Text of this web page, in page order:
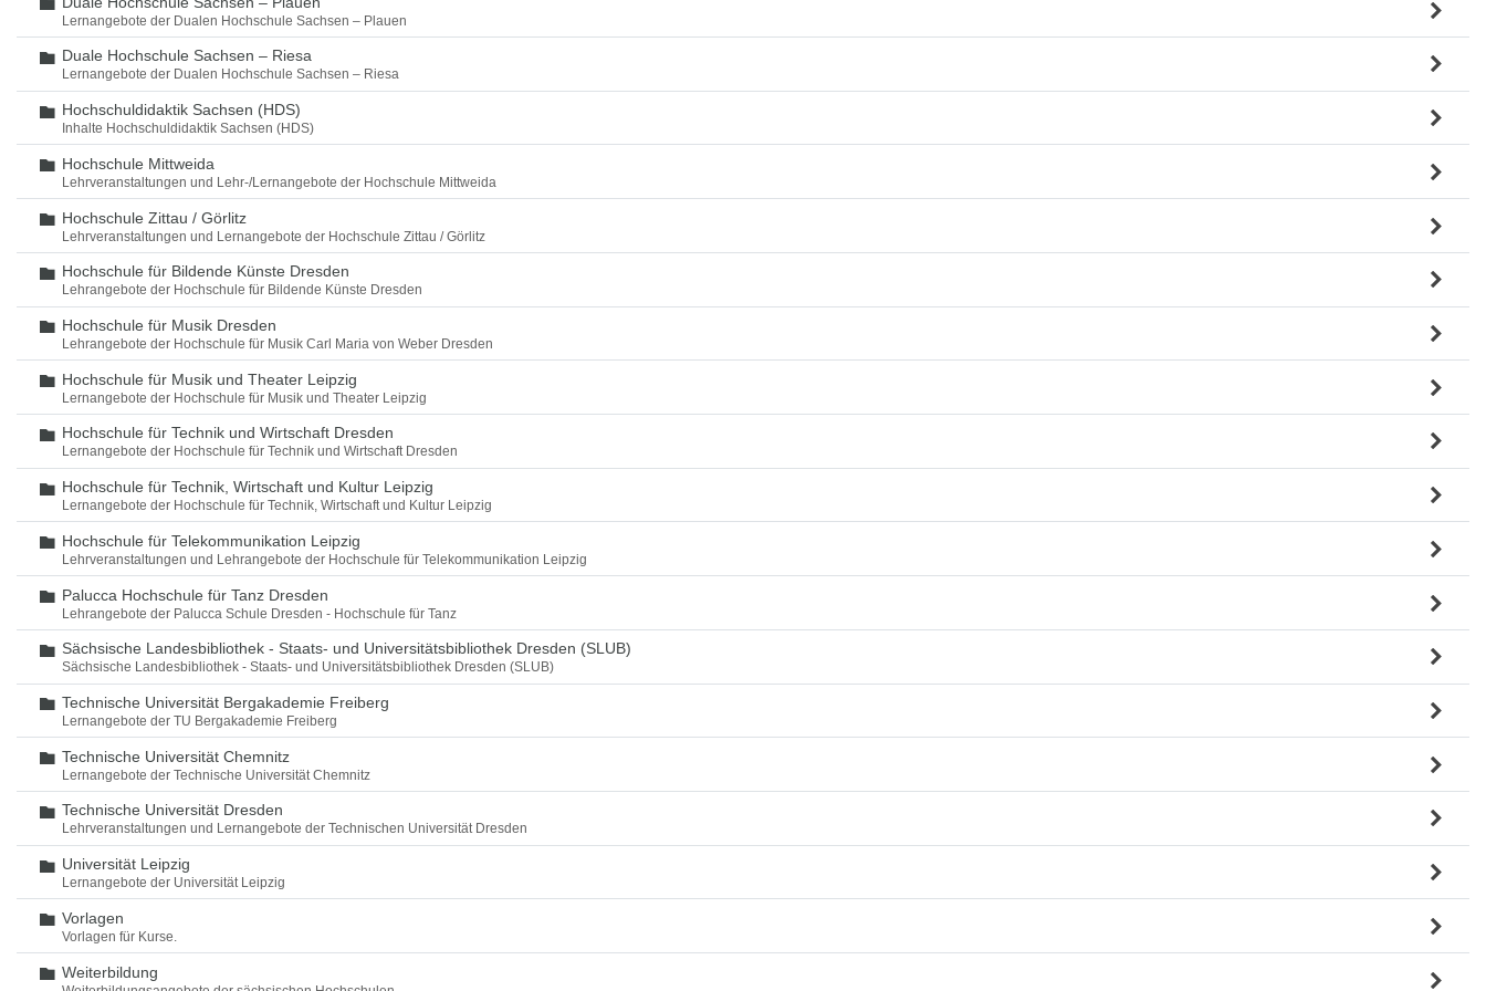
Lernangebote der Dualen Hochschule Sachsen – Plauen
Ordner
Duale Hochschule Sachsen – Riesa
Lernangebote der Dualen Hochschule Sachsen – Riesa
Ordner
Hochschuldidaktik Sachsen (HDS)
Inhalte Hochschuldidaktik Sachsen (HDS)
Ordner
Hochschule Mittweida
Lehrveranstaltungen und Lehr-/Lernangebote der Hochschule Mittweida
Ordner
Hochschule Zittau / Görlitz
Lehrveranstaltungen und Lernangebote der Hochschule Zittau / Görlitz
Ordner
Hochschule für Bildende Künste Dresden
Lehrangebote der Hochschule für Bildende Künste Dresden
Ordner
Hochschule für Musik Dresden
Lehrangebote der Hochschule für Musik Carl Maria von Weber Dresden
Ordner
Hochschule für Musik und Theater Leipzig
Lernangebote der Hochschule für Musik und Theater Leipzig
Ordner
Hochschule für Technik und Wirtschaft Dresden
Lernangebote der Hochschule für Technik und Wirtschaft Dresden
Ordner
Hochschule für Technik, Wirtschaft und Kultur Leipzig
Lernangebote der Hochschule für Technik, Wirtschaft und Kultur Leipzig
Ordner
Hochschule für Telekommunikation Leipzig
Lehrveranstaltungen und Lehrangebote der Hochschule für Telekommunikation Leipzig
Ordner
Palucca Hochschule für Tanz Dresden
Lehrangebote der Palucca Schule Dresden - Hochschule für Tanz
Ordner
Sächsische Landesbibliothek - Staats- und Universitätsbibliothek Dresden (SLUB)
Sächsische Landesbibliothek - Staats- und Universitätsbibliothek Dresden (SLUB)
Ordner
Technische Universität Bergakademie Freiberg
Lernangebote der TU Bergakademie Freiberg
Ordner
Technische Universität Chemnitz
Lernangebote der Technische Universität Chemnitz
Ordner
Technische Universität Dresden
Lehrveranstaltungen und Lernangebote der Technischen Universität Dresden
Ordner
Universität Leipzig
Lernangebote der Universität Leipzig
Ordner
Vorlagen
Vorlagen für Kurse.
Ordner
Weiterbildung